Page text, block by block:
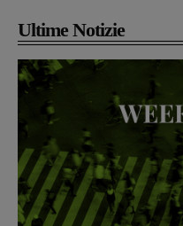
Ultime Notizie